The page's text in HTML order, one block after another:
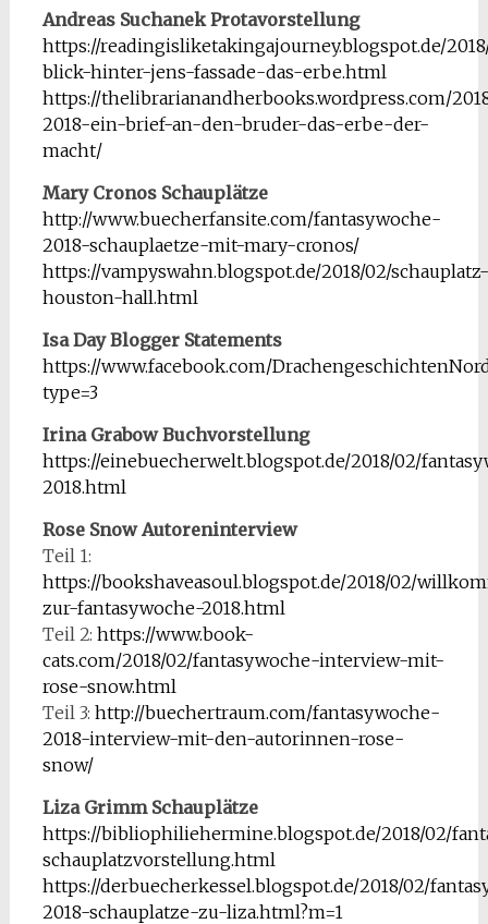
Andreas Suchanek Protavorstellung
https://readingisliketakingajourney.blogspot.de/
blick-hinter-jens-fassade-das-erbe.html
https://thelibrarianandherbooks.wordpress.com/
2018-ein-brief-an-den-bruder-das-erbe-der-
macht/
Mary Cronos Schauplätze
http://www.buecherfansite.com/fantasywoche-
2018-schauplaetze-mit-mary-cronos/
https://vampyswahn.blogspot.de/2018/02/schauplatz-
houston-hall.html
Isa Day Blogger Statements
https://www.facebook.com/
type=3
Irina Grabow Buchvorstellung
https://einebuecherwelt.blogspot.de/2018/02/
2018.html
Rose Snow Autoreninterview
Teil 1:
https://bookshaveasoul.blogspot.de/2018/02/
zur-fantasywoche-2018.html
Teil 2: https://www.book-
cats.com/2018/02/fantasywoche-interview-mit-
rose-snow.html
Teil 3: http://buechertraum.com/fantasywoche-
2018-interview-mit-den-autorinnen-rose-
snow/
Liza Grimm Schauplätze
https://bibliophiliehermine.blogspot.de/2018/02/
schauplatzvorstellung.html
https://derbuecherkessel.blogspot.de/2018/02/
2018-schauplatze-zu-liza.html?m=1